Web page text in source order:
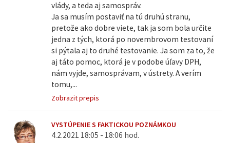
vlády, a teda aj samospráv.
Ja sa musím postaviť na tú druhú stranu,
pretože ako dobre viete, tak ja som bola určite
jedna z tých, ktorá po novembrovom testovaní
si pýtala aj to druhé testovanie. Ja som za to, že
aj táto pomoc, ktorá je v podobe úľavy DPH,
nám vyjde, samosprávam, v ústrety. A verím
tomu,...
Zobrazit prepis
VYSTÚPENIE S FAKTICKOU POZNÁMKOU
4.2.2021 18:05 - 18:06 hod.